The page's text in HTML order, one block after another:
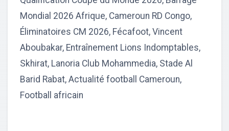
Mondial 2026 Afrique, Cameroun RD Congo,
Éliminatoires CM 2026, Fécafoot, Vincent
Aboubakar, Entraînement Lions Indomptables,
Skhirat, Lanoria Club Mohammedia, Stade Al
Barid Rabat, Actualité football Cameroun,
Football africain